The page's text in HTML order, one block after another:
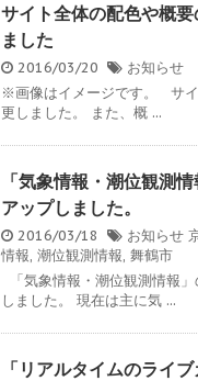
サイト全体の配色や概
ました
2016/03/20
お知らせ
※画像はイメージです。 サ
更しました。 また、概 ...
「気象情報・潮位観測
アップしました。
2016/03/18 お知らせ
情報, 潮位観測情報, 舞鶴市
「気象情報・潮位観測情報
しました。 現在は主に気 ...
「リアルタイムのライ